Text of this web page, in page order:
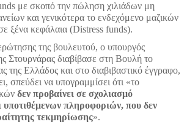
με σκοπό την πώληση χιλιάδων μη
και γενικότερα το ενδεχόμενο μαζικών
ξένα κεφάλαια (Distress funds).
της βουλευτού, ο υπουργός
Στουρνάρας διαβίβασε στη Βουλή το
της Ελλάδος και στο διαβιβαστικό έγγραφο,
σπεύδει να υπογραμμίσει ότι «το
δεν προβαίνει σε σχολιασμό
πληροφοριών, που δεν
τεκμηρίωσης».